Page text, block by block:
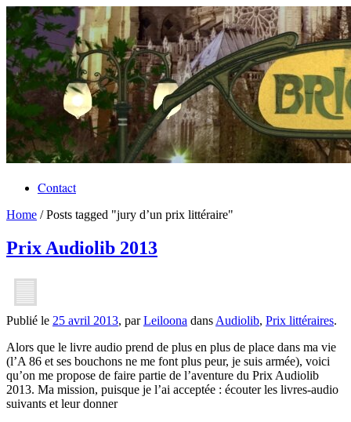
Contact
Home /Posts tagged "jury d’un prix littéraire"
Prix Audiolib 2013
Publié le 25 avril 2013, parLeiloona dans Audiolib, Prix littéraires.
Alors que le livre audio prend de plus en plus de place dans ma vie
(l’A 86 et ses bouchons ne me font plus peur, je suis armée), voici
qu’on me propose de faire partie de l’aventure du Prix Audiolib
2013. Ma mission, puisque je l’ai acceptée : écouter les livres-audio
suivants et leur donner